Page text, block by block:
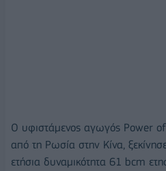
Ο υφιστάμενος αγωγός Power of
από τη Ρωσία στην Κίνα,
ετήσια δυναμικότητα 61 bcm